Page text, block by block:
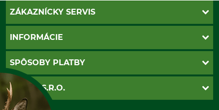
ZÁKAZNÍCKY SERVIS
Kontakt
Newsletter
Nastavenia súborov cookie
INFORMÁCIE
Povinné údaje
Obchodné podmienky
Ochrana osobnych udajov
Otváracie hodiny
Zrušenie objednávky
SPÔSOBY PLATBY
Dobierka
Platba vopred
Sepa-inkaso
GRUBE S.R.O.